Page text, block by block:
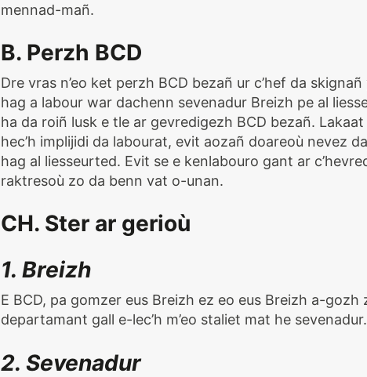
mennad-mañ.
B. Perzh BCD
Dre vras n’eo ket perzh BCD bezañ ur c’hef da skignañ
hag a labour war dachenn sevenadur Breizh pe al
ha da roiñ lusk e tle ar gevredigezh BCD bezañ.
hec’h implijidi da labourat, evit aozañ doareoù nevez
hag al liesseurted. Evit se e kenlabouro gant ar
raktresoù zo da benn vat o-unan.
CH. Ster ar gerioù
1. Breizh
E BCD, pa gomzer eus Breizh ez eo eus Breizh a-
departamant gall e-lec’h m’eo staliet mat he sevenadur.
2. Sevenadur